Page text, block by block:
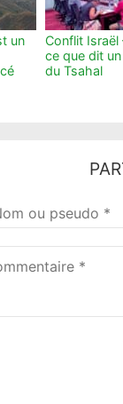
un
Conflit Israël
ce que dit
du Tsahal
*